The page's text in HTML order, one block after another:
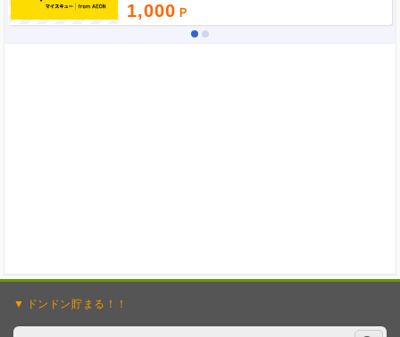
1,000
ドンドン貯まる！！